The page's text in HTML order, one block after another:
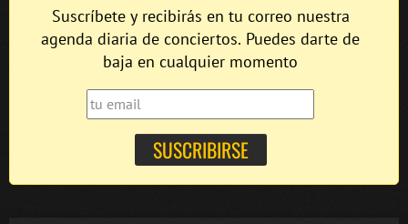
Suscríbete y recibirás en tu correo nuestra
agenda diaria de conciertos. Puedes darte de
baja en cualquier momento